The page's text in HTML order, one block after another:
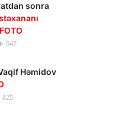
sonra
947
Həmidov
825